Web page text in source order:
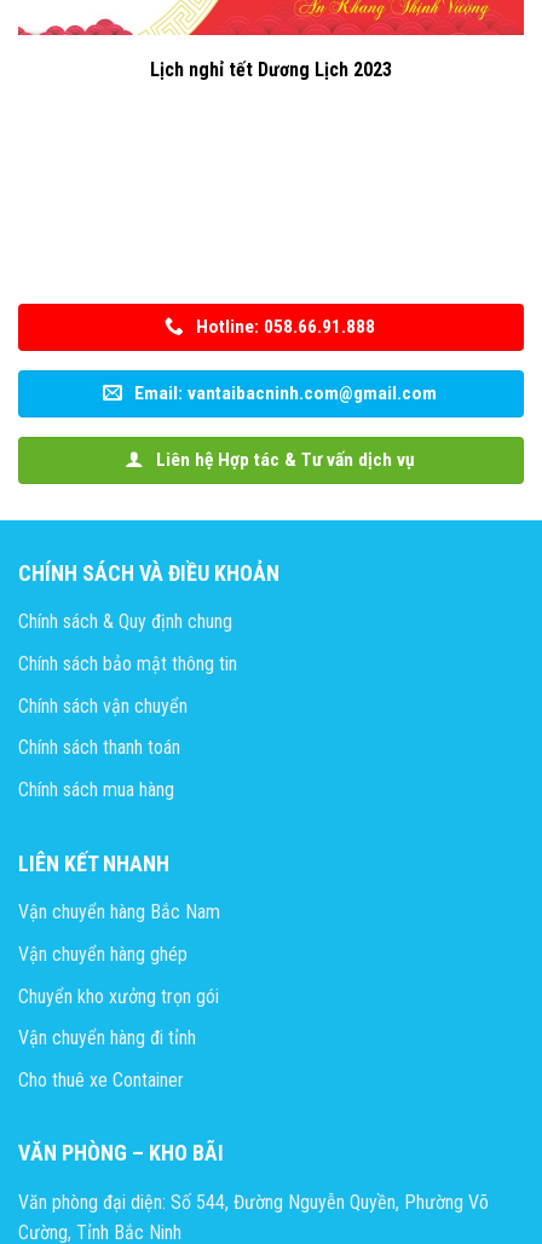
Lịch nghỉ tết Dương Lịch 2023
Hotline: 058.66.91.888
Email: vantaibacninh.com@gmail.com
Liên hệ Hợp tác & Tư vấn dịch vụ
CHÍNH SÁCH VÀ ĐIỀU KHOẢN
Chính sách & Quy định chung
Chính sách bảo mật thông tin
Chính sách vận chuyển
Chính sách thanh toán
Chính sách mua hàng
LIÊN KẾT NHANH
Vận chuyển hàng Bắc Nam
Vận chuyển hàng ghép
Chuyển kho xưởng trọn gói
Vận chuyển hàng đi tỉnh
Cho thuê xe Container
VĂN PHÒNG – KHO BÃI
Văn phòng đại diện: Số 544, Đường Nguyễn Quyền, Phường Võ
Cường, Tỉnh Bắc Ninh